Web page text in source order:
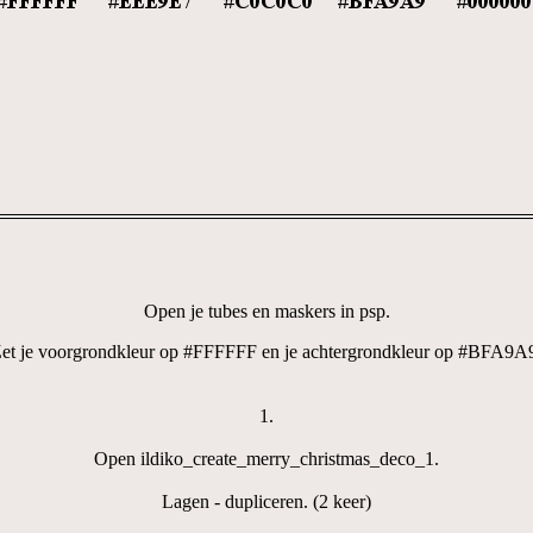
Open je tubes en maskers in psp.
je voorgrondkleur op #FFFFFF en je achtergrondkleur op
1.
Open ildiko_create_merry_christmas_deco_1.
Lagen - dupliceren. (2 keer)